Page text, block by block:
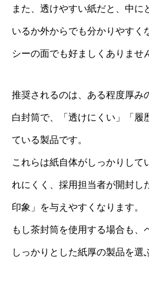
また、透けやすい紙だと、中に
いるか外からでも分かりやすく
シーの面でも好ましくありませ
推奨されるのは、ある程度厚み
白封筒で、「透けにくい」「履
ている製品です。
これらは紙自体がしっかりして
れにくく、採用担当者が開封し
印象」を与えやすくなります。
もし茶封筒を使用する場合も、
しっかりとした紙厚の製品を選